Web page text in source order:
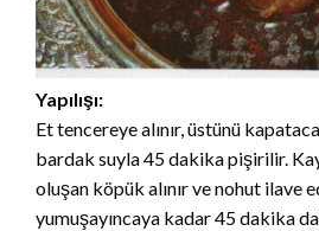
Yapılışı:
Et tencereye alınır, üstünü
bardak suyla 45 dakika pişirilir.
oluşan köpük alınır ve nohut ilave
yumuşayıncaya kadar 45 dakika